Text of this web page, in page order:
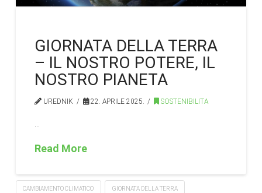
GIORNATA DELLA TERRA
– IL NOSTRO POTERE, IL
NOSTRO PIANETA
UREDNIK 22. APRILE 2025. SOSTENIBILITA
Read More
CAMBIAMENTO CLIMATICO GIORNATA DELLA TERRA